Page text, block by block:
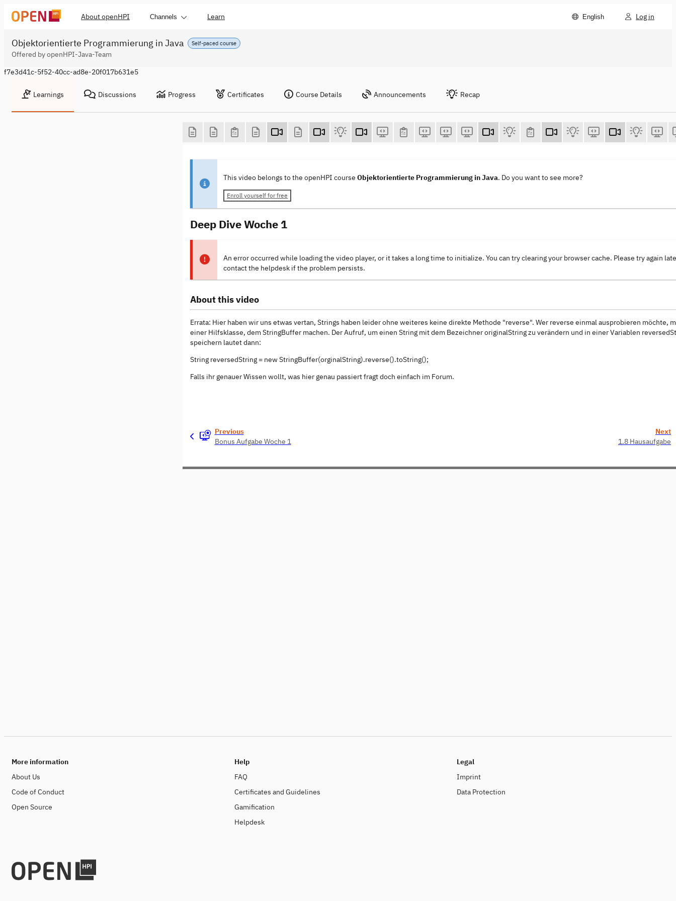
About openHPI Channels Learn English Log in
Self-paced course
Objektorientierte Programmierung in Java
Offered by openHPI-Java-Team
f7e3d41c-5f52-40cc-ad8e-20f017b631e5
Learnings Discussions Progress Certificates Course Details Announcements Recap
This video belongs to the openHPI course Objektorientierte Programmierung in Java. Do you want to see more?
Enroll yourself for free
Deep Dive Woche 1
An error occurred while loading the video player, or it takes a long time to initialize. You can try clearing your browser cache. Please try again
contact the helpdesk if the problem persists.
About this video
Errata: Hier haben wir uns etwas vertan, Strings haben leider ohne weiteres keine direkte Methode "reverse". Wer reverse einmal ausprobieren möchte,
einer Hilfsklasse, dem StringBuffer machen. Der Aufruf, um einen String mit dem Bezeichner originalString zu verändern und in einer Variablen
speichern lautet dann:
String reversedString = new StringBuffer(orginalString).reverse().toString();
Falls ihr genauer Wissen wollt, was hier genau passiert fragt doch einfach im Forum.
Previous
Bonus Aufgabe Woche 1
Next
1.8 Hausaufgabe
More information
About Us
Code of Conduct
Open Source
Help
FAQ
Certificates and Guidelines
Gamification
Helpdesk
Legal
Imprint
Data Protection